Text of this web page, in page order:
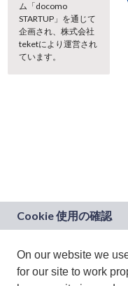
ム「docomo
STARTUP」を通じて
企画され、株式会社
teketにより運営され
ています。
On our website we
for our site to work